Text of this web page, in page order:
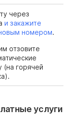
через
и закажите
номером.
отзовите
(на горячей
услуги